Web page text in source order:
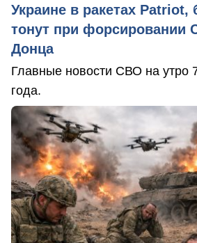
Украине в ракетах Patriot,
тонут при форсировании
Донца
Главные новости СВО на утро
года.